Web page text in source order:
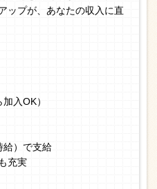
ップが、あなたの収入に直
入OK）
給）で支給
充実